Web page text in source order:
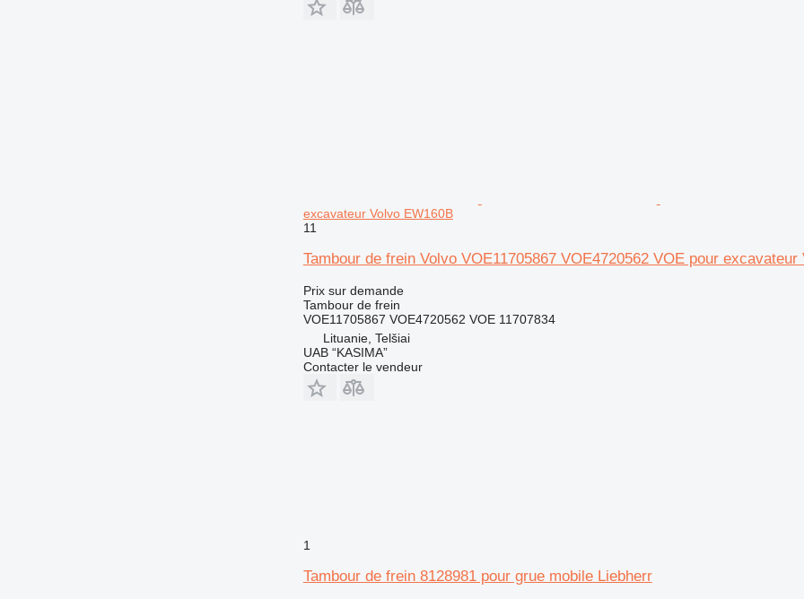
excavateur Volvo EW160B
11
Tambour de frein Volvo VOE11705867 VOE4720562 VOE pour excavateur
Prix sur demande
Tambour de frein
VOE11705867 VOE4720562 VOE 11707834
Lituanie, Telšiai
UAB “KASIMA”
Contacter le vendeur
1
Tambour de frein 8128981 pour grue mobile Liebherr